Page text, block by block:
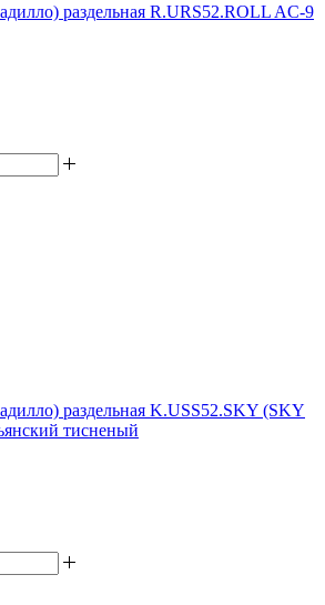
раздельная R.URS52.ROLL AC-9
раздельная K.USS52.SKY (SKY
тисненый